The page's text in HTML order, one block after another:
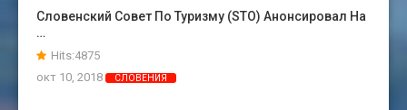
Словенский Совет По Туризму (STO) Анонсировал На
…
Hits:4875
окт 10, 2018
СЛОВЕНИЯ